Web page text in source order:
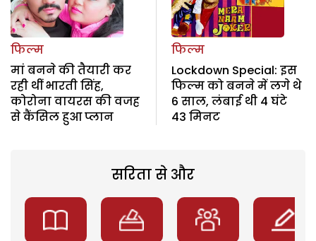
फिल्म
मां बनने की तैयारी कर
रही थीं भारती सिंह,
कोरोना वायरस की वजह
से कैंसिल हुआ प्लान
फिल्म
Lockdown Special: इस
फिल्म को बनने में लगे थे
6 साल, लंबाई थी 4 घंटे
43 मिनट
सरिता से और